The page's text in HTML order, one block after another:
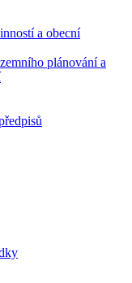
a obecní
plánování a